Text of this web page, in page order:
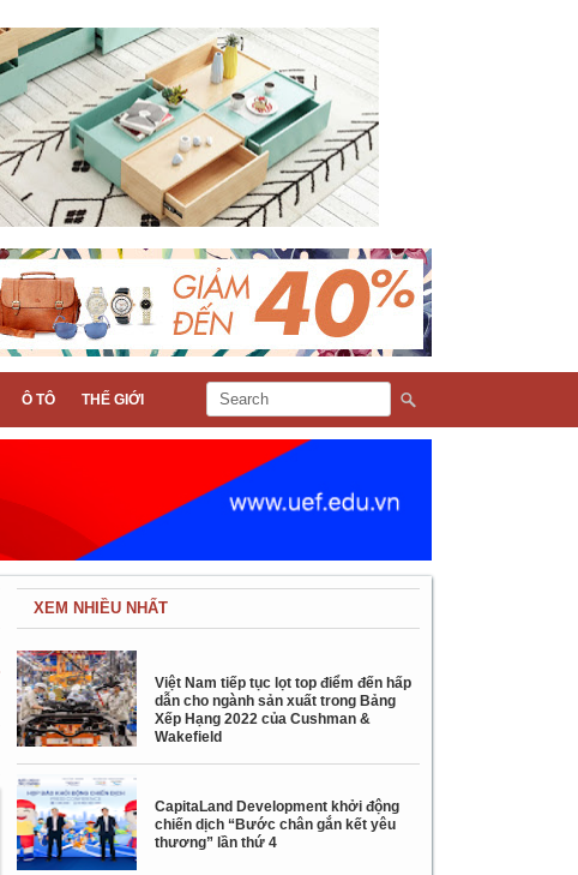
Ô TÔ THẾ GIỚI
XEM NHIỀU NHẤT
Việt Nam tiếp tục lọt top điểm đến hấp
dẫn cho ngành sản xuất trong Bảng
Xếp Hạng 2022 của Cushman &
Wakefield
CapitaLand Development khởi động
chiến dịch “Bước chân gắn kết yêu
thương” lần thứ 4